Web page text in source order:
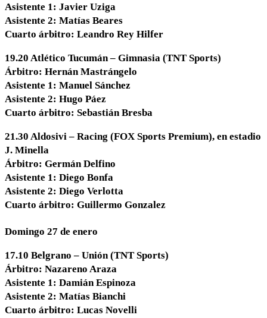
Asistente 1: Javier Uziga
Asistente 2: Matías Beares
Cuarto árbitro: Leandro Rey Hilfer
19.20 Atlético Tucumán – Gimnasia (TNT Sports)
Árbitro: Hernán Mastrángelo
Asistente 1: Manuel Sánchez
Asistente 2: Hugo Páez
Cuarto árbitro: Sebastián Bresba
21.30 Aldosivi – Racing (FOX Sports Premium), en estadio
J. Minella
Árbitro: Germán Delfino
Asistente 1: Diego Bonfa
Asistente 2: Diego Verlotta
Cuarto árbitro: Guillermo Gonzalez
Domingo 27 de enero
17.10 Belgrano – Unión (TNT Sports)
Árbitro: Nazareno Araza
Asistente 1: Damián Espinoza
Asistente 2: Matías Bianchi
Cuarto árbitro: Lucas Novelli